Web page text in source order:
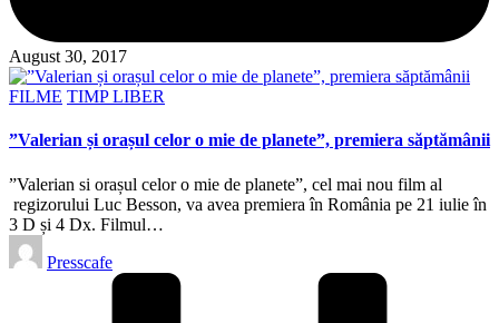
August 30, 2017
Posted
FILME TIMP LIBER
”Valerian și orașul celor o mie de planete”, premiera săptămânii
”Valerian si orașul celor o mie de planete”, cel mai nou film al
regizorului Luc Besson, va avea premiera în România pe 21 iulie în
3 D și 4 Dx. Filmul…
Posted
by
Presscafe